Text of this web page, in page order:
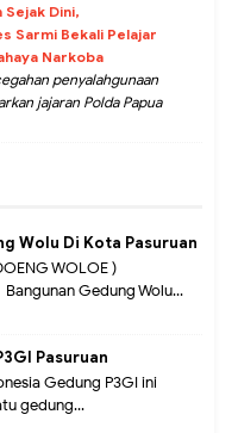
Sejak Dini,
Sarmi Bekali Pelajar
Narkoba
penyalahgunaan
jajaran Polda Papua
Wolu Di Kota Pasuruan
WOLOE )
Gedung Wolu...
Pasuruan
Gedung P3GI ini
gedung...